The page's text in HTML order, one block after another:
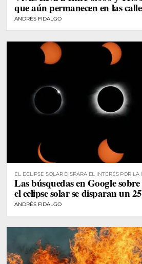
que aún permanecen en las
ANDRÉS FIDALGO
EL ECLIPSE SOLAR DISPARA EL INTERÉS POR LA
Las búsquedas en Google
el eclipse solar se disparan un
ANDRÉS FIDALGO